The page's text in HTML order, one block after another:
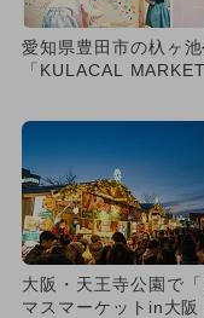
愛知県豊田市の杁ヶ
「KULACAL
大阪・天王寺公園で「
マスマーケットin大阪